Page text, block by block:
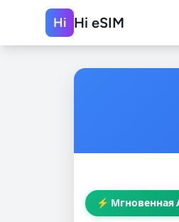
Hi Hi eSIM
⚡ Мгновенная